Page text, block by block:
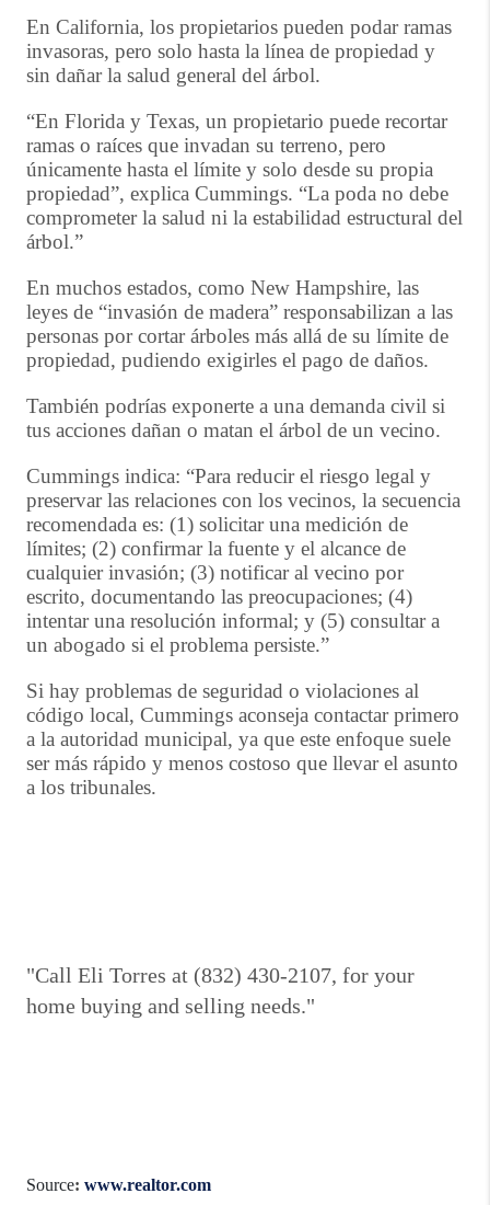
En California, los propietarios pueden podar ramas
invasoras, pero solo hasta la línea de propiedad y
sin dañar la salud general del árbol.
“En Florida y Texas, un propietario puede recortar
ramas o raíces que invadan su terreno, pero
únicamente hasta el límite y solo desde su propia
propiedad”, explica Cummings. “La poda no debe
comprometer la salud ni la estabilidad estructural del
árbol.”
En muchos estados, como New Hampshire, las
leyes de “invasión de madera” responsabilizan a las
personas por cortar árboles más allá de su límite de
propiedad, pudiendo exigirles el pago de daños.
También podrías exponerte a una demanda civil si
tus acciones dañan o matan el árbol de un vecino.
Cummings indica: “Para reducir el riesgo legal y
preservar las relaciones con los vecinos, la secuencia
recomendada es: (1) solicitar una medición de
límites; (2) confirmar la fuente y el alcance de
cualquier invasión; (3) notificar al vecino por
escrito, documentando las preocupaciones; (4)
intentar una resolución informal; y (5) consultar a
un abogado si el problema persiste.”
Si hay problemas de seguridad o violaciones al
código local, Cummings aconseja contactar primero
a la autoridad municipal, ya que este enfoque suele
ser más rápido y menos costoso que llevar el asunto
a los tribunales.
"Call Eli Torres at (832) 430-2107, for your
home buying and selling needs."
Source: www.realtor.com